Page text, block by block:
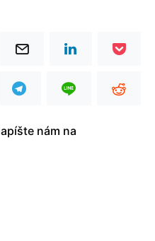
nám na